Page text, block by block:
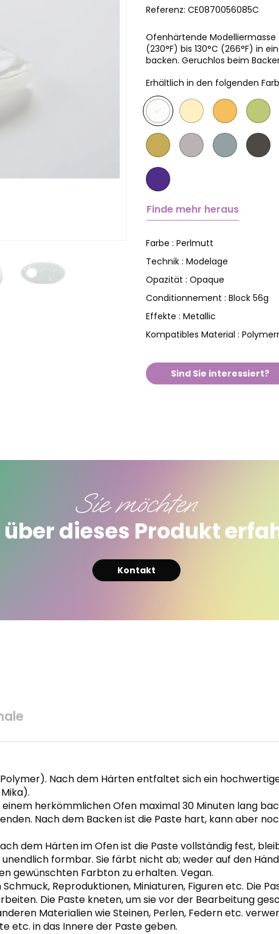
Referenz: CE0870056085C
Ofenhärtende Modelliermasse
(230°F) bis 130°C (266°F) in
backen. Geruchlos beim
Erhältlich in den folgenden
Finde mehr heraus
Farbe : Perlmutt
Technik : Modelage
Opazität : Opaque
Conditionnement : Block 56g
Effekte : Metallic
Kompatibles Material :
Sind Sie interessiert?
Sie möchten
dieses Produkt
Kontakt
Nach dem Härten entfaltet sich ein
einem herkömmlichen Ofen maximal 30 Minuten lang
Nach dem Backen ist die Paste hart, kann aber
dem Härten im Ofen ist die Paste vollständig fest,
formbar. Sie färbt nicht ab; weder auf den
gewünschten Farbton zu erhalten. Vegan.
Reproduktionen, Miniaturen, Figuren etc. Die
Die Paste kneten, um sie vor der Bearbeitung
Materialien wie Steinen, Perlen, Federn etc.
etc. in das Innere der Paste geben.